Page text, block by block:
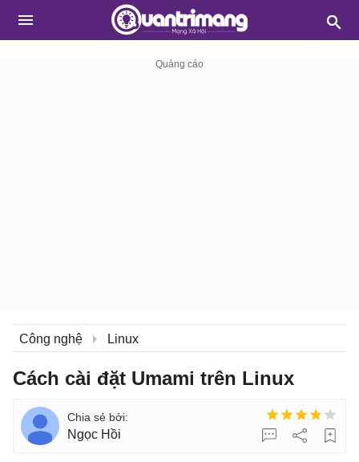
Công nghệ Linux
Cách cài đặt Umami trên Linux
Ngọc Hồi